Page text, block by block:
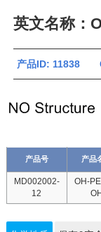
英文名称：
产品ID: 11838
产品号 产品
MD002002-
12
OH-
OH